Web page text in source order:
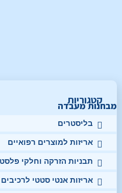
קטגוריות
בליסטרים
אריזות למוצרים רפואיים
תבניות הזרקה וחלקי
אריזות אנטי סטטי לרכיבים
מבחנות מעבדה